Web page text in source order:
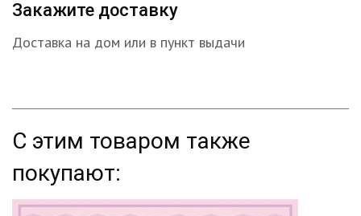
Закажите доставку
Доставка на дом или в пункт выдачи
С этим товаром также
покупают: